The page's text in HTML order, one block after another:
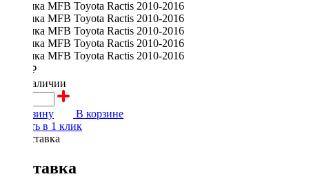
1700 ₽
в наличии
В корзину
В корзине
Купить в 1 клик
Доставка